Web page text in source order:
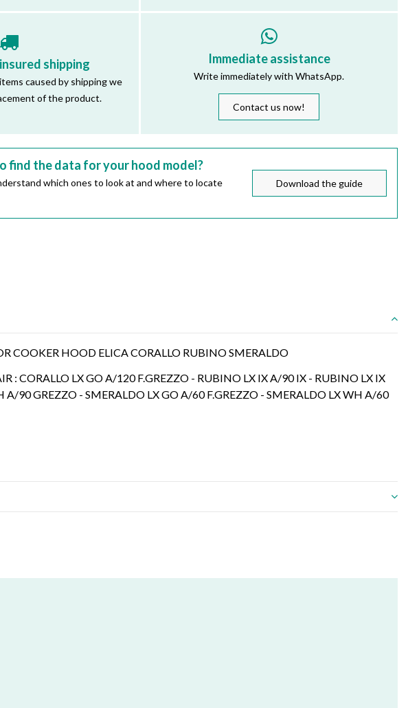
shipping
caused by shipping we
of the product.
Immediate assistance
Write immediately with WhatsApp.
Contact us now!
find the data for your hood model?
which ones to look at and where to locate
Download the guide
COOKER HOOD ELICA CORALLO RUBINO SMERALDO
: CORALLO LX GO A/120 F.GREZZO - RUBINO LX IX A/90 IX - RUBINO LX IX
90 GREZZO - SMERALDO LX GO A/60 F.GREZZO - SMERALDO LX WH A/60